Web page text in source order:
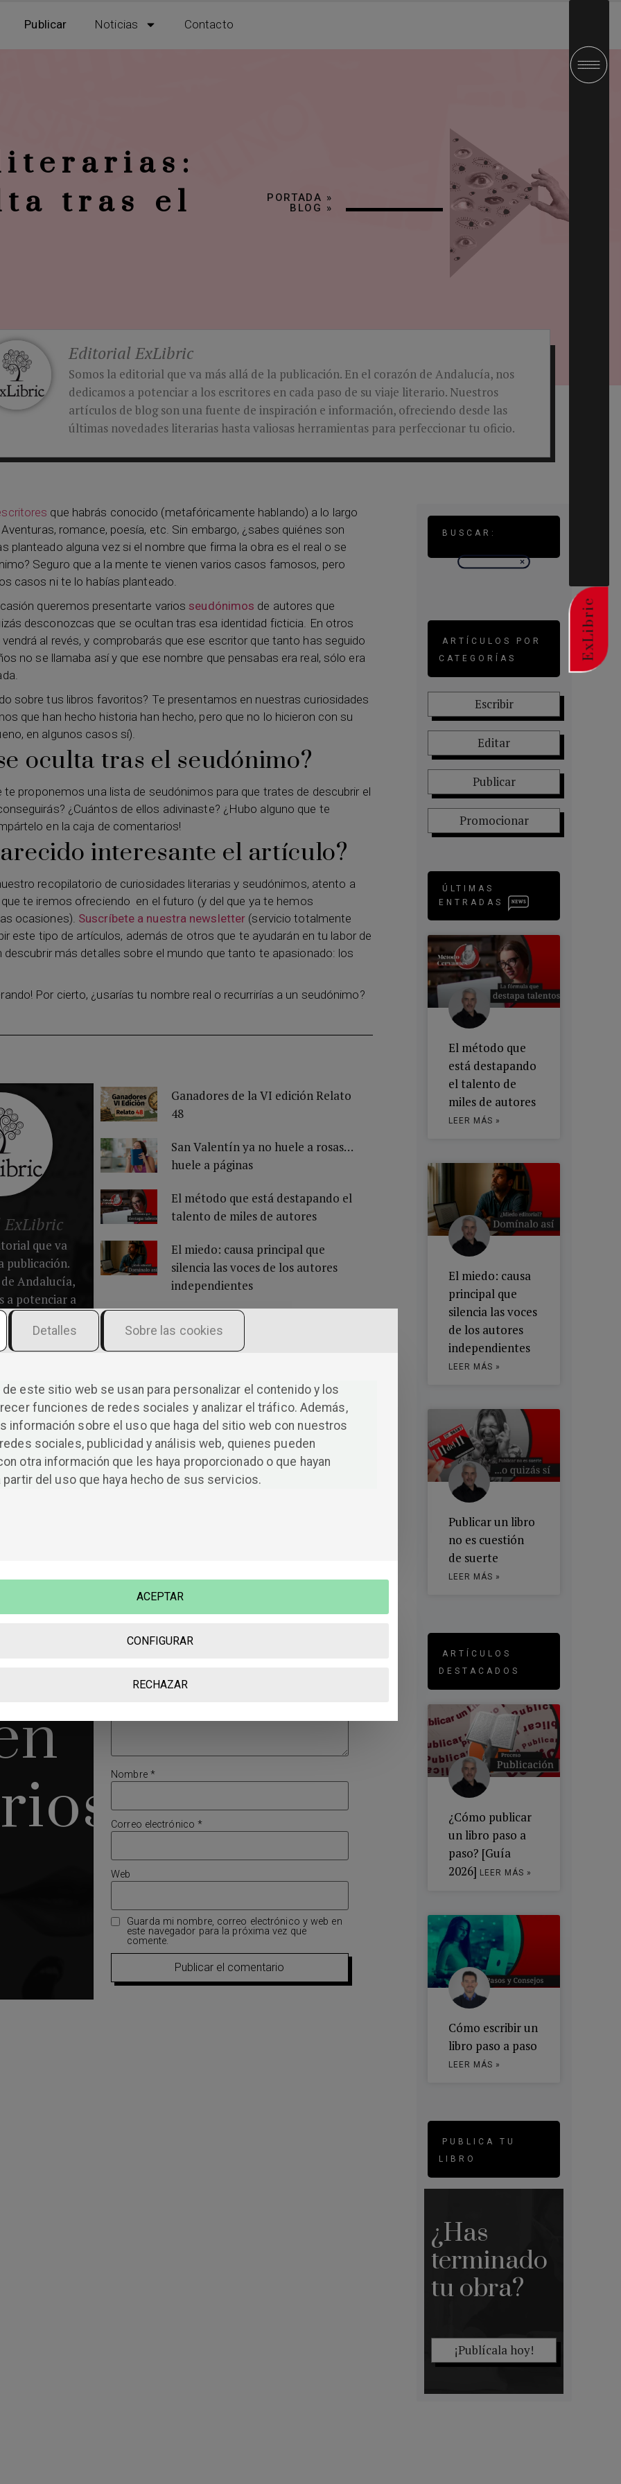
ExLibric
Publicar Noticias Contacto
tras el
PORTADA »
BLOG »
Editorial ExLibric
Somos la editorial que va más allá de la publicación. En el corazón de Andalucía, nos
dedicamos a potenciar a los escritores en cada paso de su viaje literario. Nuestros
artículos de blog son una fuente de inspiración e información, ofreciendo desde las
últimas novedades literarias hasta valiosas herramientas para perfeccionar tu oficio.
que habrás conocido (metafóricamente hablando) a lo largo
romance, poesía, etc. Sin embargo, ¿sabes quiénes son
planteado alguna vez si el nombre que firma la obra es el real o se
Seguro que a la mente te vienen varios casos famosos, pero
casos ni te lo habías planteado.
queremos presentarte variosseudónimos de autores que
desconozcas que se ocultan tras esa identidad ficticia. En otros
al revés, y comprobarás que ese escritor que tanto has seguido
no se llamaba así y que ese nombre que pensabas era real, sólo era
sobre tus libros favoritos? Te presentamos en nuestras curiosidades
que han hecho historia han hecho, pero que no lo hicieron con su
en algunos casos sí).
oculta tras el seudónimo?
te proponemos una lista de seudónimos para que trates de descubrir el
¿Cuántos de ellos adivinaste? ¿Hubo alguno que te
en la caja de comentarios!
interesante el artículo?
recopilatorio de curiosidades literarias y seudónimos, atento a
te iremos ofreciendo en el futuro (y del que ya te hemos
ocasiones). Suscríbete a nuestra newsletter (servicio totalmente
este tipo de artículos, además de otros que te ayudarán en tu labor de
descubrir más detalles sobre el mundo que tanto te apasionado: los
Por cierto, ¿usarías tu nombre real o recurrirías a un seudónimo?
que va
publicación.
Andalucía,
a potenciar a
cada paso
literario.
de blog
información,
las últimas
hasta
para
tu oficio.
Ganadores de la VI edición Relato
48
San Valentín ya no huele a rosas…
huele a páginas
El método que está destapando el
talento de miles de autores
El miedo: causa principal que
silencia las voces de los autores
independientes
Publicar un libro no es cuestión de
suerte
pánico en todo un país la noche de
Halloween?
Deja una respuesta
Tu dirección de correo electrónico no será
Nombre *
Correo electrónico*
Web
Guarda mi nombre, correo electrónico y web en
este navegador para la próxima vez que
comente.
BUSCAR:
ARTÍCULOS POR
CATEGORÍAS
Escribir
Editar
Publicar
Promocionar
ÚLTIMAS
ENTRADAS
El método que
está destapando
el talento de
miles de autores
LEER MÁS »
El miedo: causa
principal que
silencia las voces
de los autores
independientes
LEER MÁS »
Publicar un libro
no es cuestión
de suerte
LEER MÁS »
ARTÍCULOS
DESTACADOS
¿Cómo publicar
un libro paso a
paso? [Guía
2026] LEER MÁS »
Cómo escribir un
libro paso a paso
LEER MÁS »
PUBLICA TU
LIBRO
¿Has
terminado
tu obra?
¡Publícala hoy!
este sitio web se usan para personalizar el contenido y los
funciones de redes sociales y analizar el tráfico. Además,
información sobre el uso que haga del sitio web con nuestros
sociales, publicidad y análisis web, quienes pueden
otra información que les haya proporcionado o que hayan
partir del uso que haya hecho de sus servicios.
Detalles Sobre las cookies
RECHAZAR
CONFIGURAR
ACEPTAR